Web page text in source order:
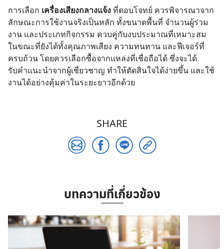
การเลือก เครื่องเสียงกลางแจ้งที่ตอบโจทย์ ควรพิจารณาจาก
ลักษณะการใช้งานจริงเป็นหลัก ทั้งขนาดพื้นที่ จำนวนผู้ร่วม
งาน และประเภทกิจกรรม ควบคู่กับงบประมาณที่เหมาะสม
ในขณะที่ยังได้ทั้งคุณภาพเสียง ความทนทาน และฟีเจอร์ที่
ครบถ้วน โดยควรเลือกซื้อจากแหล่งที่เชื่อถือได้ ซึ่งจะได้
รับคำแนะนำจากผู้เชี่ยวชาญ ทำให้ตัดสินใจได้ง่ายขึ้น และใช้
งานได้อย่างคุ้มค่าในระยะยาวอีกด้วย
SHARE
บทความที่เกี่ยวข้อง